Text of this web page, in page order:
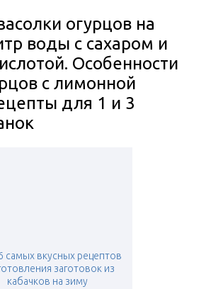
огурцов на
воды с сахаром и
Особенности
с лимонной
для 1 и 3
самых вкусных рецептов
заготовок из
кабачков на зиму